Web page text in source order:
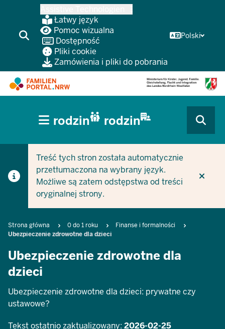
głównej
Łatwy język
Pomoc wizualna
Dostępność
Pliki cookie
Zamówienia i pliki do pobrania
Polski
CURRENT SECTION DLA FIRM/GMIN
CURRENT SECTION DLA RODZIN
HAUPTNAVIGATION
(BÜRGERBEREICH
rodzin rodzin
Treść tych stron została automatycznie
przetłumaczona na wybrany język.
Możliwe są zatem odstępstwa od treści
oryginalnej strony.
Breadcrumb
Strona główna 0 do 1 roku
Finanse i formalności
Ubezpieczenie zdrowotne dla dzieci
Ubezpieczenie zdrowotne dla
dzieci
Ubezpieczenie zdrowotne dla dzieci: prywatne czy
ustawowe?
Tekst ostatnio zaktualizowany: 2026-02-25